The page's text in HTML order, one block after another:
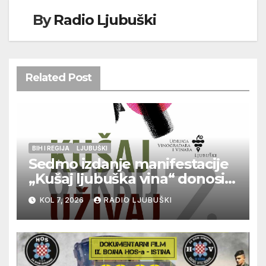
ByRadio Ljubuški
Related Post
BIH I REGIJA LJUBUŠKI
Sedmo izdanje manifestacije
„Kušaj ljubuška vina“ donosi
vrhunska vina, gastronomiju i
glazbu
KOL 7, 2026 RADIO LJUBUŠKI